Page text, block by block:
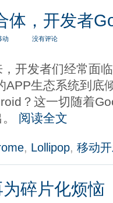
体，开发者
动 没有评论
开发者们经常面
APP生态系统到底
？这一切随着
阅读全文
, Lollipop, 移动
碎片化烦恼